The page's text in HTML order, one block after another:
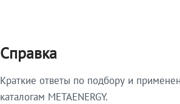
Справка
Краткие ответы по подбору и
каталогам METAENERGY.